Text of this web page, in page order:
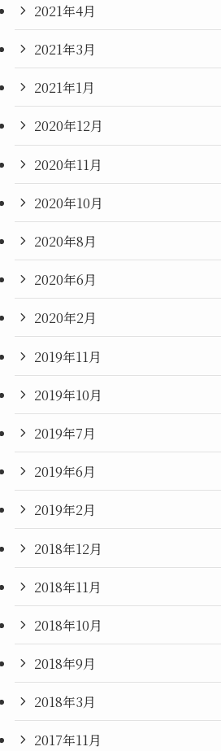
2021年4月
2021年3月
2021年1月
2020年12月
2020年11月
2020年10月
2020年8月
2020年6月
2020年2月
2019年11月
2019年10月
2019年7月
2019年6月
2019年2月
2018年12月
2018年11月
2018年10月
2018年9月
2018年3月
2017年11月